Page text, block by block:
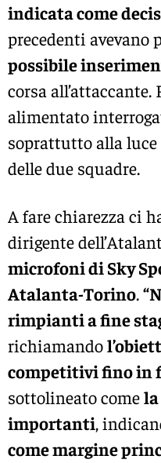
indicata come
precedenti avevano
possibile
corsa
alimentato
soprattutto alla
delle due squadre.
A fare chiarezza ci
dirigente
microfoni di Sky
Atalanta-Torino.
rimpianti a fine
richiamando
competitivi fino in
sottolineato come
importanti,
come margine